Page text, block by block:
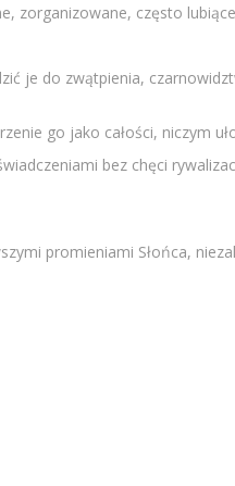
często
je do zwątpienia,
go jako całości, niczym
bez chęci
promieniami Słońca,